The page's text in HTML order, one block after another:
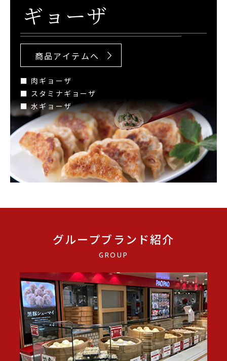
ギョーザ
商品アイテムへ
■ 肉ギョーザ
■ スタミナギョーザ
■ 水ギョーザ
グループブランド紹介
GROUP